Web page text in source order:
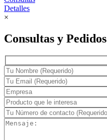
Detalles
×
Consultas y Pedidos